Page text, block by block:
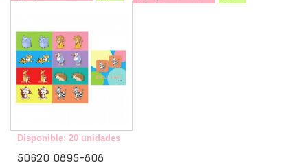
Disponible: 20 unidades
50620 0895-808